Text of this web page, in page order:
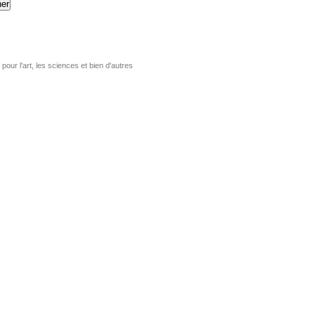
pour l'art, les sciences et bien d'autres